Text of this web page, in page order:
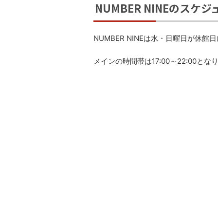
NUMBER NINEのスケジ
NUMBER NINEは水・日曜日が休館日
メインの時間帯は17:00～22:00となり